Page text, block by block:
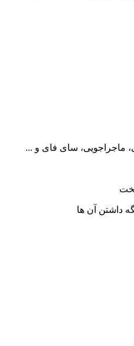
ماجراجویی، سای فای و ...
داشتن آن ها